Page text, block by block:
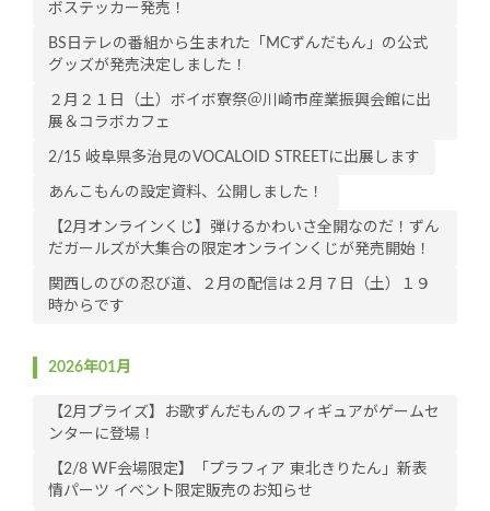
ボステッカー発売！
BS日テレの番組から生まれた「MCずんだもん」の公式
グッズが発売決定しました！
２月２１日（土）ボイボ寮祭＠川崎市産業振興会館に出
展＆コラボカフェ
2/15 岐阜県多治見のVOCALOID STREETに出展します
あんこもんの設定資料、公開しました！
【2月オンラインくじ】弾けるかわいさ全開なのだ！ずん
だガールズが大集合の限定オンラインくじが発売開始！
関西しのびの忍び道、２月の配信は２月７日（土）１９
時からです
2026年01月
【2月プライズ】お歌ずんだもんのフィギュアがゲームセ
ンターに登場！
【2/8 WF会場限定】「プラフィア 東北きりたん」新表
情パーツ イベント限定販売のお知らせ